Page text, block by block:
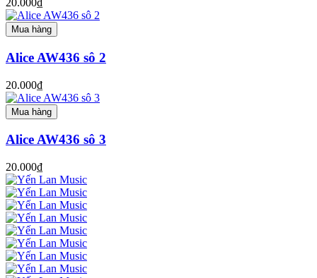
20.000₫
Mua hàng
Alice AW436 sô 2
20.000₫
Mua hàng
Alice AW436 sô 3
20.000₫